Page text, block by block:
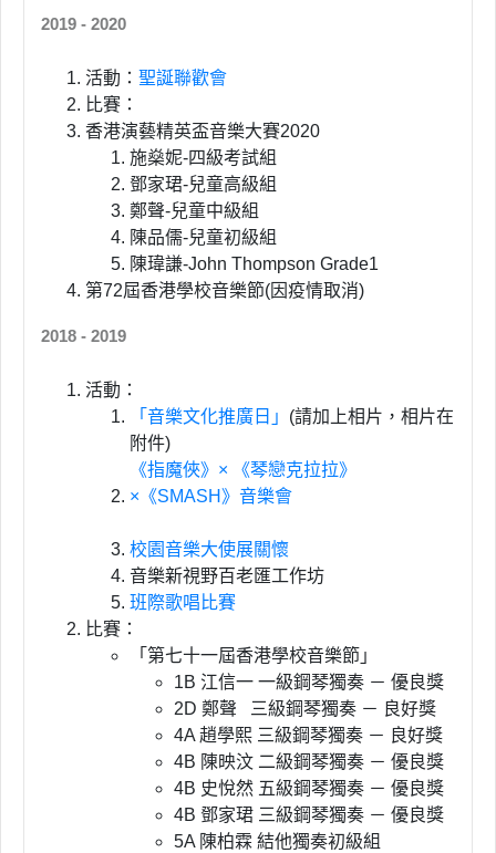
2019 - 2020
活動： 聖誕聯歡會
比賽：
香港演藝精英盃音樂大賽2020
施燊妮-四級考試組
鄧家珺-兒童高級組
鄭聲-兒童中級組
陳品儒-兒童初級組
陳瑋謙-John Thompson Grade1
第72屆香港學校音樂節(因疫情取消)
2018 - 2019
活動：
「音樂文化推廣日」 (請加上相片，相片在
附件)
《指魔俠》× 《琴戀克拉拉》
×《SMASH》音樂會
校園音樂大使展關懷
音樂新視野百老匯工作坊
班際歌唱比賽
比賽：
「第七十一屆香港學校音樂節」
1B 江信一 一級鋼琴獨奏 － 優良獎
2D 鄭聲 三級鋼琴獨奏 － 良好獎
4A 趙學熙 三級鋼琴獨奏 － 良好獎
4B 陳映汶 二級鋼琴獨奏 － 優良獎
4B 史悅然 五級鋼琴獨奏 － 優良獎
4B 鄧家珺 三級鋼琴獨奏 － 優良獎
5A 陳柏霖 結他獨奏初級組